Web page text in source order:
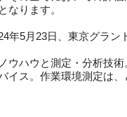
なります。
年5月23日、東京グラン
ウハウと測定・分析技
イス。作業環境測定は